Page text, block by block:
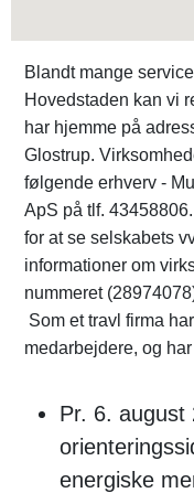
Blandt mange
Hovedstaden kan vi
har hjemme på
Glostrup.
følgende erhverv -
ApS på tlf.
for at se selskabets
informationer om
nummeret
Som et travl firma
medarbejdere, og
Pr. 6. august
energiske